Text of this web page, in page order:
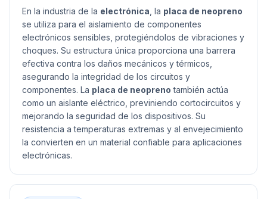
En la industria de la electrónica , la placa de neopreno
se utiliza para el aislamiento de componentes
electrónicos sensibles, protegiéndolos de vibraciones y
choques. Su estructura única proporciona una barrera
efectiva contra los daños mecánicos y térmicos,
asegurando la integridad de los circuitos y
componentes. La placa de neopreno también actúa
como un aislante eléctrico, previniendo cortocircuitos y
mejorando la seguridad de los dispositivos. Su
resistencia a temperaturas extremas y al envejecimiento
la convierten en un material confiable para aplicaciones
electrónicas.